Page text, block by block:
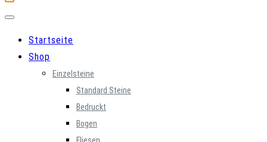
Startseite
Shop
Einzelsteine
Standard Steine
Bedruckt
Bogen